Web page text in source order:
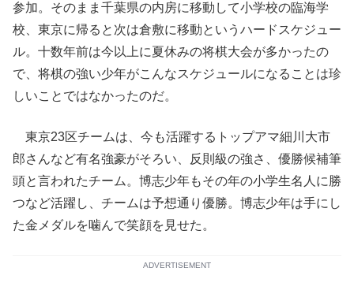
参加。そのまま千葉県の内房に移動して小学校の臨海学
校、東京に帰ると次は倉敷に移動というハードスケジュー
ル。十数年前は今以上に夏休みの将棋大会が多かったの
で、将棋の強い少年がこんなスケジュールになることは珍
しいことではなかったのだ。
東京23区チームは、今も活躍するトップアマ細川大市
郎さんなど有名強豪がそろい、反則級の強さ、優勝候補筆
頭と言われたチーム。博志少年もその年の小学生名人に勝
つなど活躍し、チームは予想通り優勝。博志少年は手にし
た金メダルを噛んで笑顔を見せた。
ADVERTISEMENT